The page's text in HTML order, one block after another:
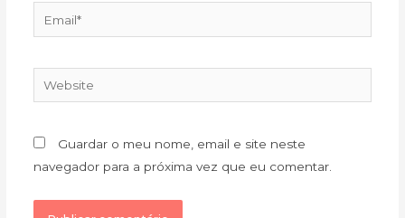
Website
Guardar o meu nome, email e site neste
navegador para a próxima vez que eu comentar.